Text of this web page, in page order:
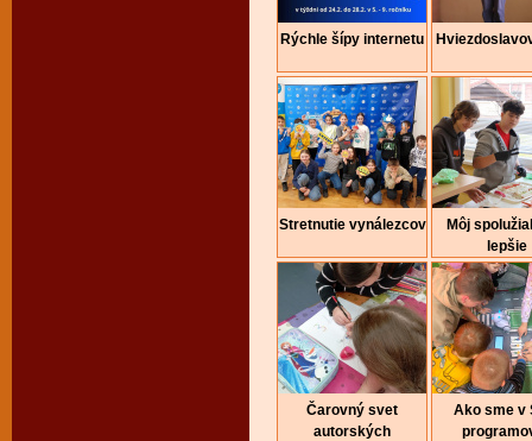
Rýchle šípy internetu
Stretnutie vynálezcov
Môj
lepšie
Čarovný svet
autorských
Ako sme v